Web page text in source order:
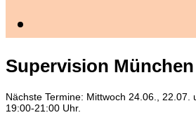
Supervision München
Nächste Termine: Mittwoch 24.06., 22.07.
19:00-21:00 Uhr.